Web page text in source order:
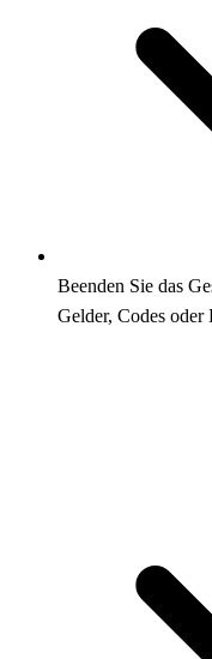
Beenden Sie das
Gelder, Codes oder